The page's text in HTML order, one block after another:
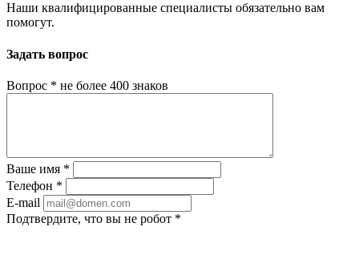
Наши квалифицированные специалисты обязательно вам
помогут.
Задать вопрос
Вопрос * не более 400 знаков
Ваше имя *
Телефон *
E-mail
Подтвердите, что вы не робот *